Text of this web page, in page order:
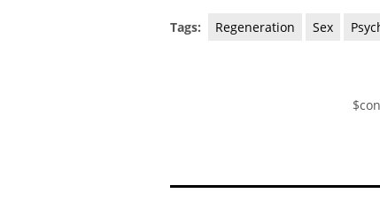
Tags: Regeneration Sex